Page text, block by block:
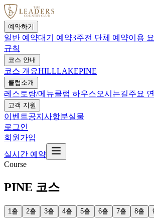
예약하기
일반 예약대기 예약3주전 단체 예약이용
규칙
코스 안내
코스 개요HILLLAKEPINE
클럽소개
레스토랑/메뉴클럽 하우스오시는길주요
고객 지원
이벤트공지사항분실물
로그인
회원가입
실시간 예약
Course
PINE 코스
1 홀 2홀 3홀 4홀 5홀 6홀 7홀 8홀